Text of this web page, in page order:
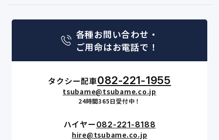
各種お問い合わせ・
ご用命はお電話で！
タクシー配車082-221-1955
tsubame@tsubame.co.jp
24時間365日受付中！
ハイヤー 082-221-8188
hire@tsubame.co.jp